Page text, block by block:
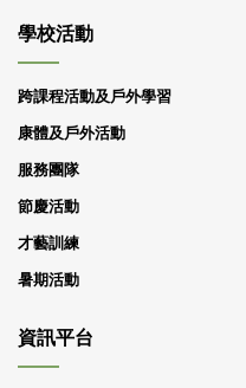
學校活動
跨課程活動及戶外學習
康體及戶外活動
服務團隊
節慶活動
才藝訓練
暑期活動
資訊平台